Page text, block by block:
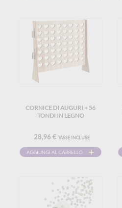
CORNICE DI AUGURI + 56
TONDI IN LEGNO
28,96 € TASSE INCLUSE
AGGIUNGI AL CARRELLO